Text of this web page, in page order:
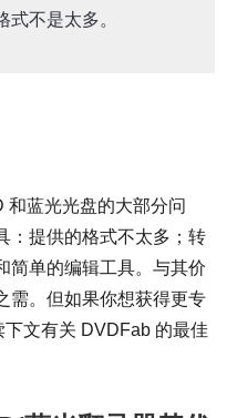
式不是太多。
和蓝光光盘的大部分问
：提供的格式不太多；转
简单的编辑工具。与其价
需。但如果你想获得更专
下文有关 DVDFab 的最佳